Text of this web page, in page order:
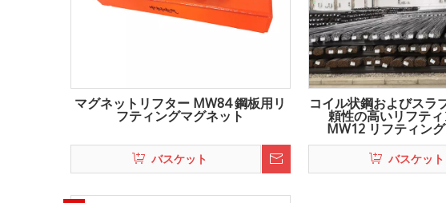
マグネットリフター MW84 鋼板用リ
フティングマグネット
バスケット
コイル状鋼およびスラ
頼性の高いリフテ
MW12 リフティン
バスケット